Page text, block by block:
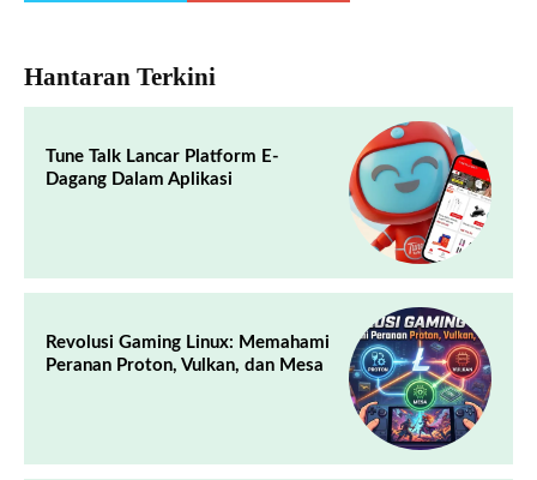
Hantaran Terkini
Tune Talk Lancar Platform E-
Dagang Dalam Aplikasi
Revolusi Gaming Linux: Memahami
Peranan Proton, Vulkan, dan Mesa